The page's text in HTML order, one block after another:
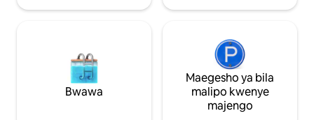
Bwawa
Maegesho ya bila
malipo kwenye
majengo